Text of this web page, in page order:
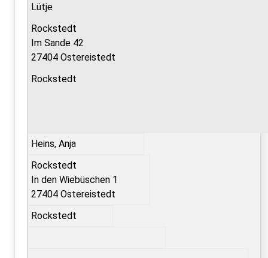
Lütje
Rockstedt
Im Sande 42
27404 Ostereistedt
Rockstedt
Heins, Anja
Rockstedt
In den Wiebüschen 1
27404 Ostereistedt
Rockstedt